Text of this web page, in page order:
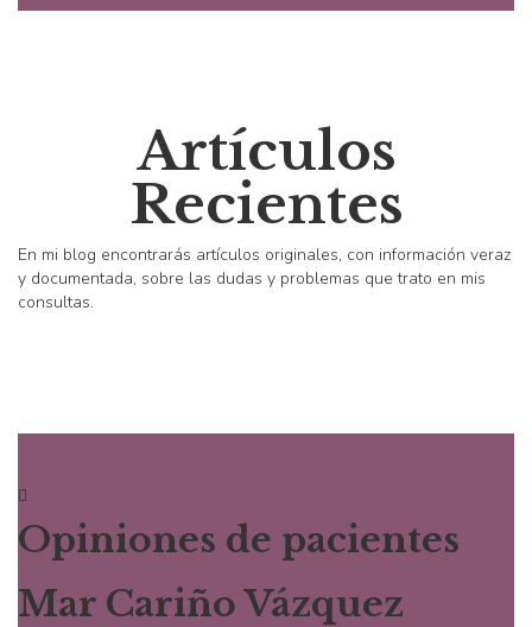
Artículos
Recientes
En mi blog encontrarás artículos originales, con información veraz
y documentada, sobre las dudas y problemas que trato en mis
consultas.
Opiniones de pacientes
Mar Cariño Vázquez